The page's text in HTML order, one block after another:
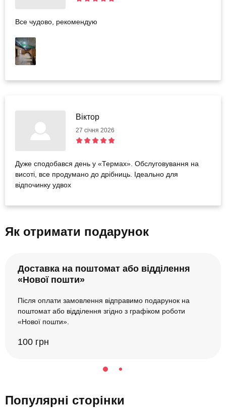
Все чудово, рекомендую
Віктор
27 січня 2026
Дуже сподобався день у «Термах». Обслуговування на
висоті, все продумано до дрібниць. Ідеально для
відпочинку удвох
Як отримати подарунок
Доставка на поштомат або відділення
«Нової пошти»
Після оплати замовлення відправимо подарунок на
поштомат або відділення згідно з графіком роботи
«Нової пошти».
100 грн
Популярні сторінки